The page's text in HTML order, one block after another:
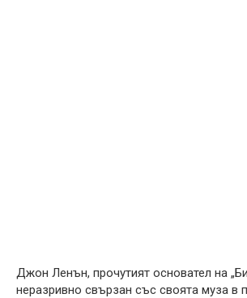
Джон Ленън, прочутият основател на
неразривно свързан със своята муза в